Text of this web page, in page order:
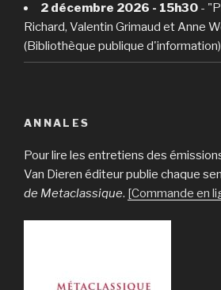
2 décembre 2026 - 15h30 -
Richard, Valentin Grimaud et Anne
(Bibliothèque publique d'information)
ANNALES
Pour lire les entretiens des
Van Dieren éditeur publie chaque
de Metaclassique. [Commande en